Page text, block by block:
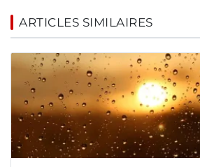
ARTICLES SIMILAIRES